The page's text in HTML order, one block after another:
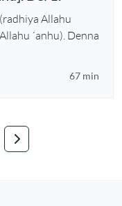
Allahu
´anhu). Denna
67 min
Nästa